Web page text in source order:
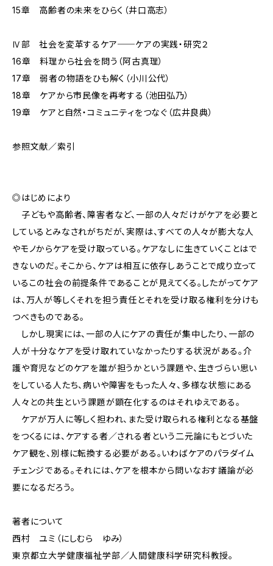
15章 高齢者の未来をひらく（井口高志）
Ⅳ部 社会を変革するケア──ケアの実践・研究２
16章 料理から社会を問う（阿古真理）
17章 弱者の物語をひも解く（小川公代）
18章 ケアから市民像を再考する（池田弘乃）
19章 ケアと自然・コミュニティをつなぐ（広井良典）
参照文献／索引
◎はじめにより
子どもや高齢者、障害者など、一部の人々だけがケアを必要と
しているとみなされがちだが、実際は、すべての人々が膨大な人
やモノからケアを受け取っている。ケアなしに生きていくことはで
きないのだ。そこから、ケアは相互に依存しあうことで成り立って
いるこの社会の前提条件であることが見えてくる。したがってケア
は、万人が等しくそれを担う責任とそれを受け取る権利を分けも
つべきものである。
しかし現実には、一部の人にケアの責任が集中したり、一部の
人が十分なケアを受け取れていなかったりする状況がある。介
護や育児などのケアを誰が担うかという課題や、生きづらい思い
をしている人たち、病いや障害をもった人々、多様な状態にある
人々との共生という課題が顕在化するのはそれゆえである。
ケアが万人に等しく担われ、また受け取られる権利となる基盤
をつくるには、ケアする者／される者という二元論にもとづいた
ケア観を、別様に転換する必要がある。いわばケアのパラダイム
チェンジである。それには、ケアを根本から問いなおす議論が必
要になるだろう。
著者について
西村 ユミ（にしむら ゆみ）
東京都立大学健康福祉学部／人間健康科学研究科教授。